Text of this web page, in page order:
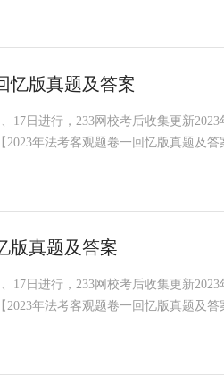
忆版真题及答案
17日进行，233网校考后收集更新
2023年法考客观题卷一回忆版真题及答
版真题及答案
17日进行，233网校考后收集更新
2023年法考客观题卷一回忆版真题及答